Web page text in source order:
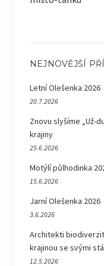
NEJNOVĚJŠÍ
Letní Olešenka 2026
20.7.2026
Znovu slyšíme „Už-
krajiny
25.6.2026
Motýlí půlhodinka
15.6.2026
Jarní Olešenka 2026
3.6.2026
Architekti
krajinou se svými
12.5.2026